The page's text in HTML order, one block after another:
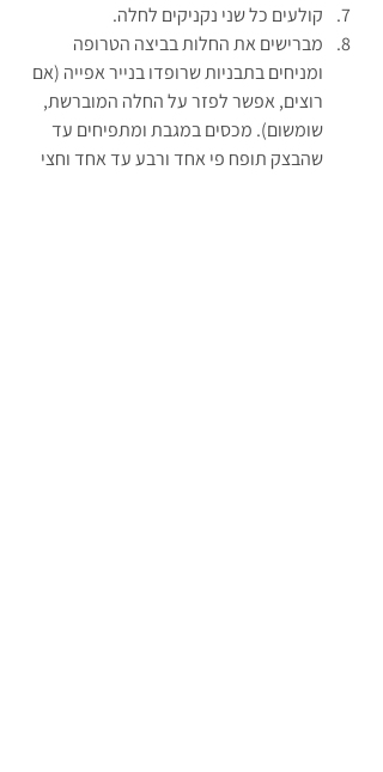
קולעים כל שני נקניקים לחלה.
מברישים את החלות בביצה הטרופה
ומניחים בתבניות שרופדו בנייר אפייה (אם
רוצים, אפשר לפזר על החלה המוברשת,
שומשום). מכסים במגבת ומתפיחים עד
שהבצק תופח פי אחד ורבע עד אחד וחצי